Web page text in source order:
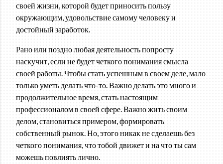
своей жизни, которой будет приносить пользу
окружающим, удовольствие самому человеку и
достойный заработок.
Рано или поздно любая деятельность попросту
наскучит, если не будет четкого понимания смысла
своей работы. Чтобы стать успешным в своем деле, мало
только уметь делать что-то. Важно делать это много и
продолжительное время, стать настоящим
профессионалом в своей сфере. Важно жить своим
делом, становиться примером, формировать
собственный рынок. Но, этого никак не сделаешь без
четкого понимания, что тобой движет и на что ты сам
можешь повлиять лично.